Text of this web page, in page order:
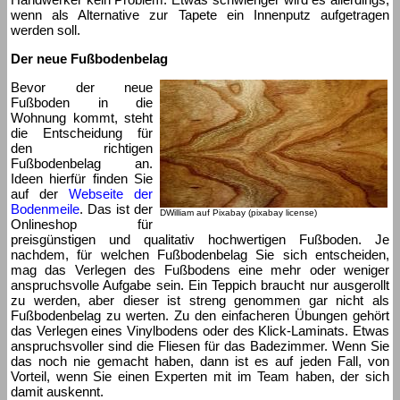
wenn als Alternative zur Tapete ein Innenputz aufgetragen
werden soll.
Der neue Fußbodenbelag
DWilliam auf Pixabay (pixabay license)
Bevor der neue
Fußboden in die
Wohnung kommt, steht
die Entscheidung für
den richtigen
Fußbodenbelag an.
Ideen hierfür finden Sie
auf der Webseite der
Bodenmeile. Das ist der
Onlineshop für
preisgünstigen und qualitativ hochwertigen Fußboden. Je
nachdem, für welchen Fußbodenbelag Sie sich entscheiden,
mag das Verlegen des Fußbodens eine mehr oder weniger
anspruchsvolle Aufgabe sein. Ein Teppich braucht nur ausgerollt
zu werden, aber dieser ist streng genommen gar nicht als
Fußbodenbelag zu werten. Zu den einfacheren Übungen gehört
das Verlegen eines Vinylbodens oder des Klick-Laminats. Etwas
anspruchsvoller sind die Fliesen für das Badezimmer. Wenn Sie
das noch nie gemacht haben, dann ist es auf jeden Fall, von
Vorteil, wenn Sie einen Experten mit im Team haben, der sich
damit auskennt.